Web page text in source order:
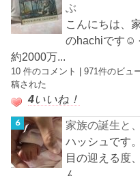
ぶ
こんにちは、
のhachiです☺︎
約2000万...
10 件のコメント |971件のビュ
稿された
4いいね！
家族の誕生と
ハッシュです
目の迎える度